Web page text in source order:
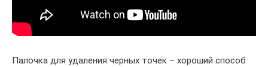
Палочка для удаления черных точек – хороший способ